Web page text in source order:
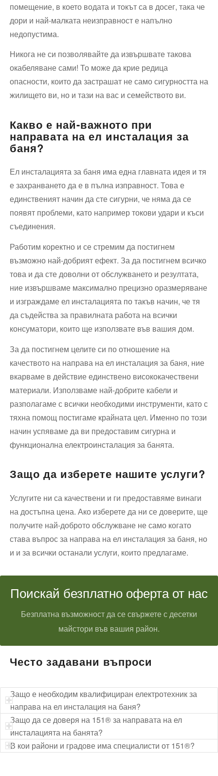
помещение, в което водата и токът са в досег, така че
дори и най-малката неизправност е напълно
недопустима.
Никога не си позволявайте да извършвате такова
окабеляване сами! То може да крие редица
опасности, които да застрашат не само сигурността на
жилището ви, но и тази на вас и семейството ви.
Какво е най-важното при
направата на ел инсталация за
баня?
Ел инсталацията за баня има една главната идея и тя
е захранването да е в пълна изправност. Това е
единственият начин да сте сигурни, че няма да се
появят проблеми, като например токови удари и къси
съединения.
Работим коректно и се стремим да постигнем
възможно най-добрият ефект. За да постигнем всичко
това и да сте доволни от обслужването и резултата,
ние извършваме максимално прецизно оразмеряване
и изграждаме ел инсталацията по такъв начин, че тя
да съдейства за правилната работа на всички
консуматори, които ще използвате във вашия дом.
За да постигнем целите си по отношение на
качеството на направа на ел инсталация за баня, ние
вкарваме в действие единствено висококачествени
материали. Използваме най-добрите кабели и
разполагаме с всички необходими инструменти, като с
тяхна помощ постигаме крайната цел. Именно по този
начин успяваме да ви предоставим сигурна и
функционална електроинсталация за банята.
Защо да изберете нашите услуги?
Услугите ни са качествени и ги предоставяме винаги
на достъпна цена. Ако изберете да ни се доверите, ще
получите най-доброто обслужване не само когато
става въпрос за направа на ел инсталация за баня, но
и и за всички останали услуги, които предлагаме.
Поискай безплатно оферта от нас
Безплатна възможност да се свържете с десетки
майстори във вашия район.
Често задавани въпроси
Защо е необходим квалифициран електротехник за
направа на ел инсталация на баня?
Защо да се доверя на 151® за направата на ел
инсталацията на банята?
В кои райони и градове има специалисти от 151®?